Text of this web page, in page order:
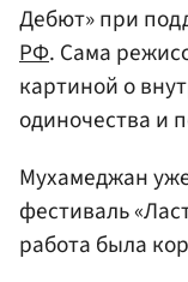
Дебют» при
РФ. Сама
картиной о
одиночества и
Мухамеджан
фестиваль
работа была